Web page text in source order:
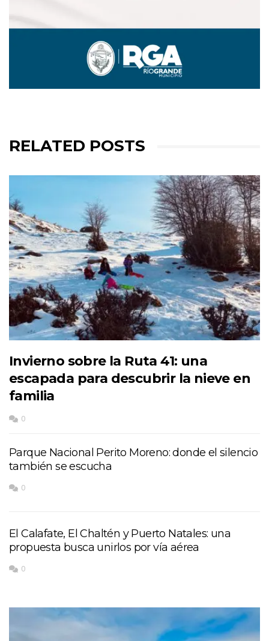
RELATED POSTS
Invierno sobre la Ruta 41: una
escapada para descubrir la nieve en
familia
0
Parque Nacional Perito Moreno: donde el silencio
también se escucha
0
El Calafate, El Chaltén y Puerto Natales: una
propuesta busca unirlos por vía aérea
0